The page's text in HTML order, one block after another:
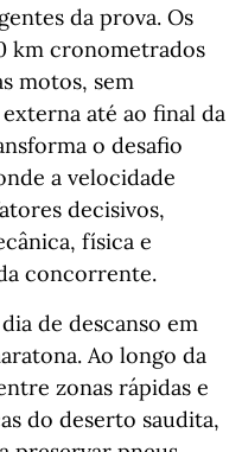
da prova. Os
km cronometrados
motos, sem
até ao final da
o desafio
a velocidade
decisivos,
física e
concorrente.
de descanso em
Ao longo da
zonas rápidas e
do deserto saudita,